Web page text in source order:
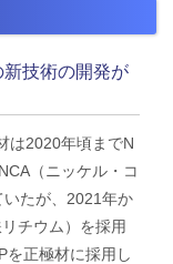
技術の開発が
は2020年頃までN
（ニッケル・コ
たが、2021年か
チウム）を採用
を正極材に採用し